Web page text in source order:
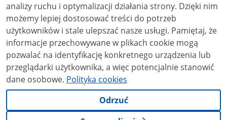
analizy ruchu i optymalizacji działania strony. Dzięki nim
możemy lepiej dostosować treści do potrzeb
użytkowników i stale ulepszać nasze usługi. Pamiętaj, że
informacje przechowywane w plikach cookie mogą
pozwalać na identyfikację konkretnego urządzenia lub
przeglądarki użytkownika, a więc potencjalnie stanowić
dane osobowe. Polityka cookies
Odrzuć